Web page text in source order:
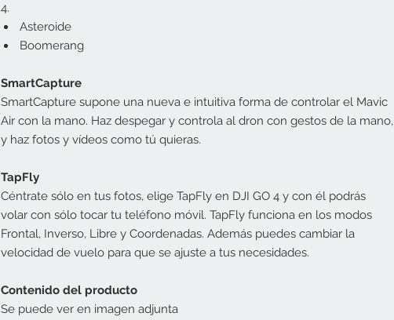
4.
Asteroide
Boomerang
SmartCapture
SmartCapture supone una nueva e intuitiva forma de controlar el Mavic
Air con la mano. Haz despegar y controla al dron con gestos de la mano,
y haz fotos y vídeos como tú quieras.
TapFly
Céntrate sólo en tus fotos, elige TapFly en DJI GO 4 y con él podrás
volar con sólo tocar tu teléfono móvil. TapFly funciona en los modos
Frontal, Inverso, Libre y Coordenadas. Además puedes cambiar la
velocidad de vuelo para que se ajuste a tus necesidades.
Contenido del producto
Se puede ver en imagen adjunta